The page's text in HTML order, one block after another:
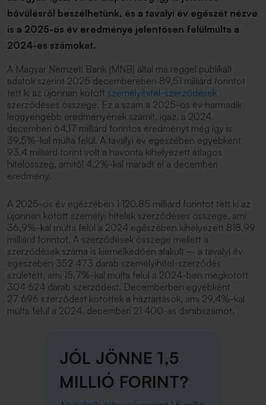
bővülésről beszélhetünk, és a tavalyi év egészét nézve
is a 2025-ös év eredménye jelentősen felülmúlta a
2024-es számokat.
A Magyar Nemzeti Bank (MNB) által ma reggel publikált
adatok szerint 2025 decemberében 89,51 milliárd forintot
tett ki az újonnan kötött személyihitel-szerződések
szerződéses összege. Ez a szám a 2025-ös év harmadik
leggyengébb eredményének számít, igaz, a 2024.
decemberi 64,17 milliárd forintos eredményt még így is
39,5%-kal múlta felül. A tavalyi év egészében egyébként
93,4 milliárd forint volt a havonta kihelyezett átlagos
hitelösszeg, amitől 4,2%-kal maradt el a decemberi
eredmény.
A 2025-ös év egészében 1 120,85 milliárd forintot tett ki az
újonnan kötött személyi hitelek szerződéses összege, ami
36,9%-kal múlta felül a 2024 egészében kihelyezett 818,99
milliárd forintot. A szerződések összege mellett a
szerződések száma is kiemelkedően alakult – a tavalyi év
egészében 352 473 darab személyihitel-szerződés
született, ami 15,7%-kal múlta felül a 2024-ben megkötött
304 624 darab szerződést. Decemberben egyébként
27 696 szerződést kötöttek a háztartások, ami 29,4%-kal
múlta felül a 2024. decemberi 21 400-as darabszámot.
JÓL JÖNNE 1,5
MILLIÓ FORINT?